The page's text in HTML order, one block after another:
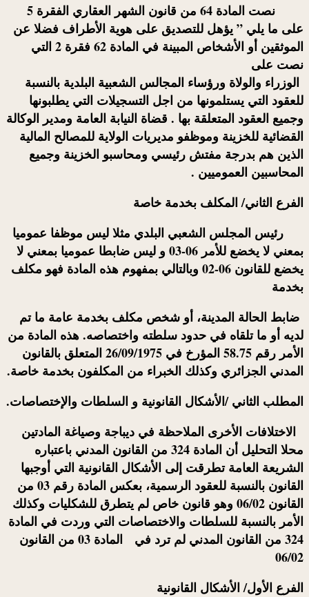
نصت المادة 64 من قانون الشهر العقاري الفقرة 5
على ما يلي ” يؤهل للتصديق على هوية الأطراف فضلا عن
الموثقين
أو الأشخاص المبينة في المادة 62 فقرة 2 التي
نصت على
الوزراء والولاة ورؤساء المجالس الشعبية البلدية بالنسبة
للعقود التي يستلمونها من اجل التسجيلات التي يطلبونها
وجميع العقود المتعلقة بها . قضاة النيابة العامة ومدير الوكالة
القضائية للخزينة وموظفو مديريات الولاية للمصالح المالية
الذين هم بدرجة مفتش رئيسي ومحاسبو الخزينة وجميع
المحاسبين العموميين .
الفرع الثاني/ المكلف بخدمة خاصة
رئيس المجلس الشعبي البلدي مثلا ليس موظفا عموميا
بمعني لا يخضع للأمر 06-03 و ليس ضابطا عموميا بمعني لا
يخضع للقانون 06-02 وبالتالي بمفهوم هذه المادة فهو مكلف
بخدمة
ضابط الحالة المدينة، أو شخص مكلف بخدمة عامة ما تم
لديه أو ما تلقاه في حدود سلطته واختصاصه. هذه المادة من
الأمر رقم 58.75 المؤرخ في 26/09/1975 المتعلق بالقانون
المدني الجزائري وكذلك الخبراء من المكلفون بخدمة خاصة.
المطلب الثاني /الأشكال القانونية و السلطات والإختصاصات.
الاختلافات الأخرى الملاحظة في ديباجة وصياغة المادتين
محلا التحليل أن المادة 324 من القانون المدني باعتباره
الشريعة العامة تطرقت إلى الأشكال القانونية التي أوجبها
القانون بالنسبة للعقود الرسمية، بعكس المادة رقم 03 من
القانون 06/02 وهو قانون خاص لم يتطرق للشكليات وكذلك
الأمر بالنسبة للسلطات والاختصاصات التي وردت في المادة
324 من القانون المدني لم ترد في المادة 03 من القانون
06/02
الفرع الأول/ الأشكال القانونية